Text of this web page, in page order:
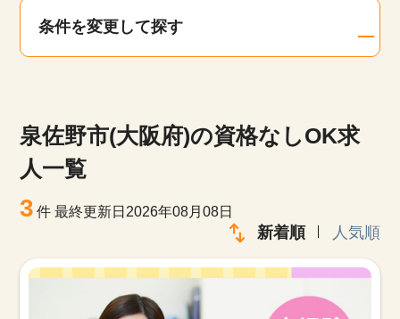
見学会・イベント情報
条件を変更して探す
泉佐野市(大阪府)の資格なしOK求
人一覧
3 件最終更新日2026年08月08日
新着順 人気順
関東
甲信越・北陸 中国・四国
九州・沖縄